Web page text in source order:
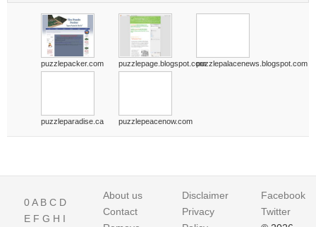
puzzlepacker.com puzzlepage.blogspot.compuzzlepalacenews.blogspot.com
puzzleparadise.ca puzzlepeacenow.com
0A B C D
E F G H I
About us
Contact
Disclaimer
Privacy
Facebook
Twitter